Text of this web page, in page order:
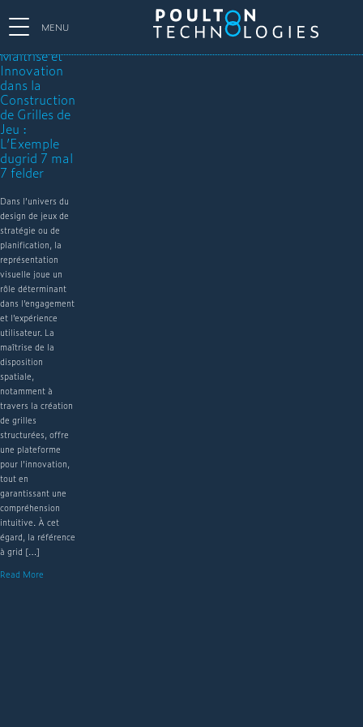
MENU
Maîtrise et
Innovation
dans la
Construction
de Grilles de
Jeu :
L’Exemple
dugrid 7 mal
7 felder
Dans l’univers du
design de jeux de
stratégie ou de
planification, la
représentation
visuelle joue un
rôle déterminant
dans l’engagement
et l’expérience
utilisateur. La
maîtrise de la
disposition
spatiale,
notamment à
travers la création
de grilles
structurées, offre
une plateforme
pour l’innovation,
tout en
garantissant une
compréhension
intuitive. À cet
égard, la référence
à grid […]
Read More